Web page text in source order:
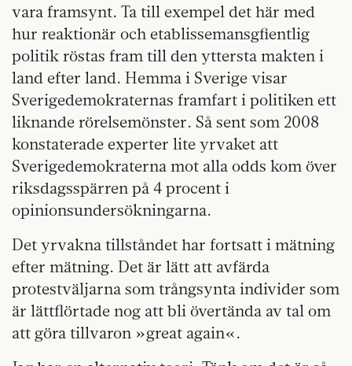
vara framsynt. Ta till exempel det här med
hur reaktionär och etablissemansgfientlig
politik röstas fram till den yttersta makten i
land efter land. Hemma i Sverige visar
Sverigedemokraternas framfart i politiken ett
liknande rörelsemönster. Så sent som 2008
konstaterade experter lite yrvaket att
Sverigedemokraterna mot alla odds kom över
riksdagsspärren på 4 procent i
opinionsundersökningarna.
Det yrvakna tillståndet har fortsatt i mätning
efter mätning. Det är lätt att avfärda
protestväljarna som trångsynta individer som
är lättflörtade nog att bli övertända av tal om
att göra tillvaron »great again«.